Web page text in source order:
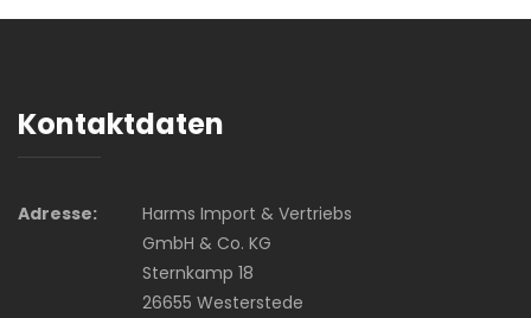
Kontaktdaten
Adresse:
Harms Import & Vertriebs
GmbH & Co. KG
Sternkamp 18
26655 Westerstede